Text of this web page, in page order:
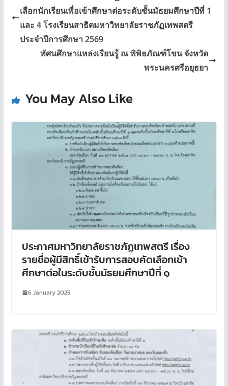
เลือกนักเรียนเพื่อเข้าศึกษาต่อระดับชั้นมัธยมศึกษาปีที่ 1
และ 4 โรงเรียนสาธิตมหาวิทยาลัยราชภัฏเทพสตรี
ประจำปีการศึกษา 2569
ทัศนศึกษาแหล่งเรียนรู้ ณ พิพิธภัณฑ์โขน จังหวัด
พระนครศรีอยุธยา
You May Also Like
ประกาศมหาวิทยาลัยราชภัฏเทพสตรี เรื่อง
รายชื่อผู้มีสิทธิ์เข้ารับการสอบคัดเลือกเข้า
ศึกษาต่อในระดับชั้นมัธยมศึกษาปีที่ ๑
6 January 2025